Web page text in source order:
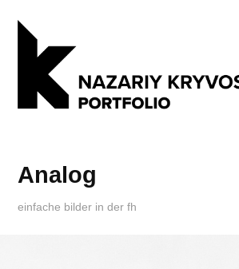
Analog
einfache bilder in der fh